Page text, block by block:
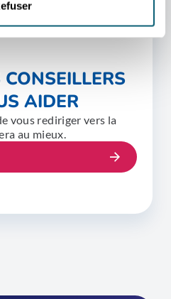
AIDER
vous rediriger vers la
au mieux.